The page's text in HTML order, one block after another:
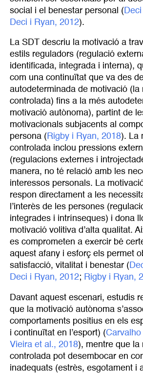
social i el benestar personal (
Deci i Ryan, 2012).
La SDT descriu la motivació a
estils reguladors (regulació
identificada, integrada i interna),
com una continuïtat que va des
autodeterminada de motivació (la
controlada) fins a la més
motivació autònoma), partint de
motivacionals subjacents al
persona ( Rigby i Ryan, 2018). La
controlada inclou pressions
(regulacions externes i
manera, no té relació amb les
interessos personals. La
respon directament a les
l’interès de les persones
integrades i intrínseques) i dona
motivació volitiva d’alta qualitat.
es comprometen a exercir bé
aquest afany i esforç els permet
satisfacció, vitalitat i benestar (
Deci i Ryan, 2012; Rigby i Ryan,
Davant aquest escenari, estudis
que la motivació autònoma
comportaments positius en els
i continuïtat en l’esport) (
Vieira et al., 2018), mentre que la
controlada pot desembocar en
inadequats (estrès, esgotament i